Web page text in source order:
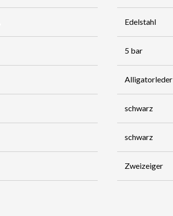
Edelstahl
5 bar
Alligatorleder
schwarz
schwarz
Zweizeiger